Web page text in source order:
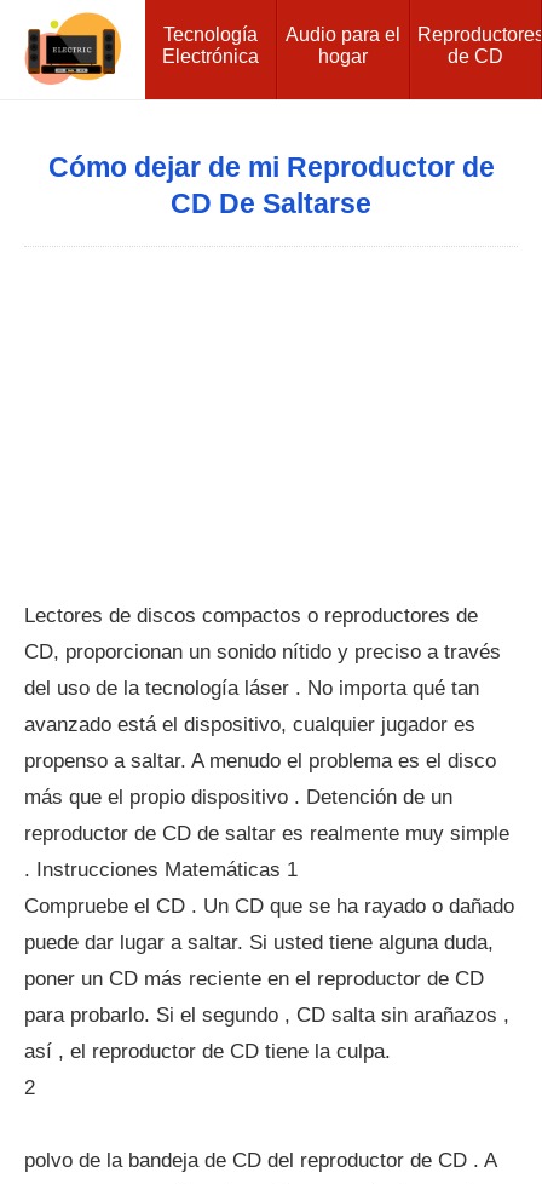
Tecnología
Electrónica
Audio para el
hogar
de CD
Cómo dejar de mi Reproductor de
CD De Saltarse
Lectores de discos compactos o reproductores de
CD, proporcionan un sonido nítido y preciso a través
del uso de la tecnología láser . No importa qué tan
avanzado está el dispositivo, cualquier jugador es
propenso a saltar. A menudo el problema es el disco
más que el propio dispositivo . Detención de un
reproductor de CD de saltar es realmente muy simple
. Instrucciones Matemáticas 1
Compruebe el CD . Un CD que se ha rayado o dañado
puede dar lugar a saltar. Si usted tiene alguna duda,
poner un CD más reciente en el reproductor de CD
para probarlo. Si el segundo , CD salta sin arañazos ,
así , el reproductor de CD tiene la culpa.
2
polvo de la bandeja de CD del reproductor de CD . A